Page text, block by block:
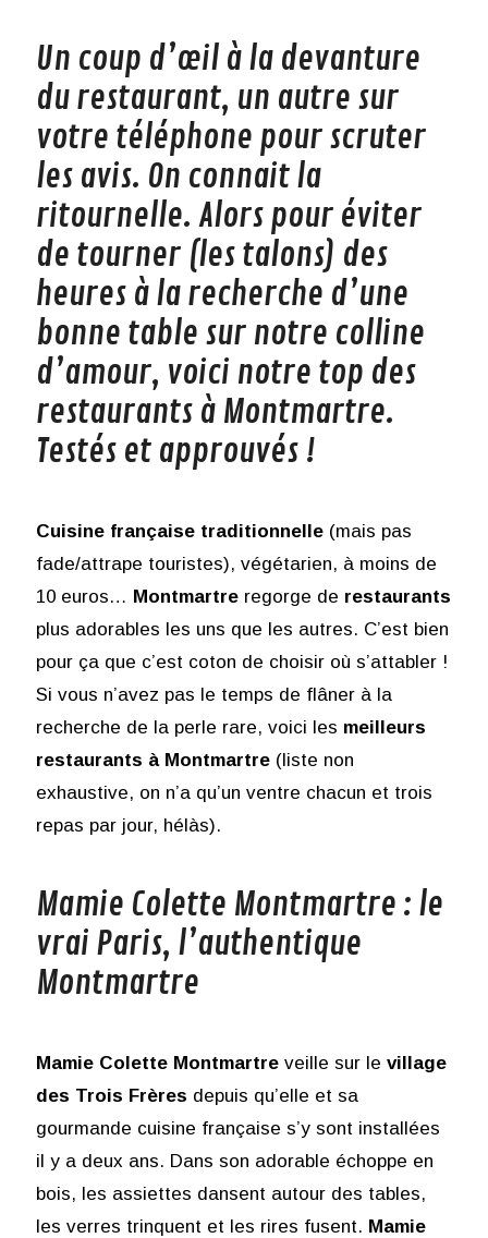
Un coup d’œil à la devanture
du restaurant, un autre sur
votre téléphone pour scruter
les avis. On connait la
ritournelle. Alors pour éviter
de tourner (les talons) des
heures à la recherche d’une
bonne table sur notre colline
d’amour, voici notre top des
restaurants à Montmartre.
Testés et approuvés !
Cuisine française traditionnelle(mais pas
fade/attrape touristes), végétarien, à moins de
10 euros… Montmartreregorge de restaurants
plus adorables les uns que les autres. C’est bien
pour ça que c’est coton de choisir où s’attabler !
Si vous n’avez pas le temps de flâner à la
recherche de la perle rare, voici les meilleurs
restaurants à Montmartre(liste non
exhaustive, on n’a qu’un ventre chacun et trois
repas par jour, hélàs).
Mamie Colette Montmartre : le
vrai Paris, l’authentique
Montmartre
Mamie Colette Montmartreveille sur le village
des Trois Frères depuis qu’elle et sa
gourmande cuisine française s’y sont installées
il y a deux ans. Dans son adorable échoppe en
bois, les assiettes dansent autour des tables,
les verres trinquent et les rires fusent. Mamie